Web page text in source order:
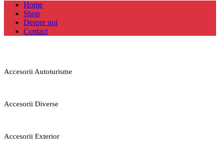
Home
Shop
Despre noi
Contact
Accesorii Autoturisme
Accesorii Diverse
Accesorii Exterior